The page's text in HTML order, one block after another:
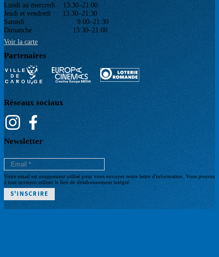
Lundi au mercredi 13:30–21:00
Jeudi et vendredi 13:30–21:30
Samedi 9:00–21:30
Dimanche 13:30–21:00
Voir la carte
Partenaires
Réseaux sociaux
Newsletter
Votre email est uniquement utilisé pour vous envoyer notre lettre d'information. Vous pouvez
à tout moment utiliser le lien de désabonnement intégré.